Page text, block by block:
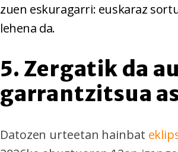
zuen eskuragarri: euskaraz
lehena da.
5. Zergatik da
garrantzitsua
Datozen urteetan hainbat